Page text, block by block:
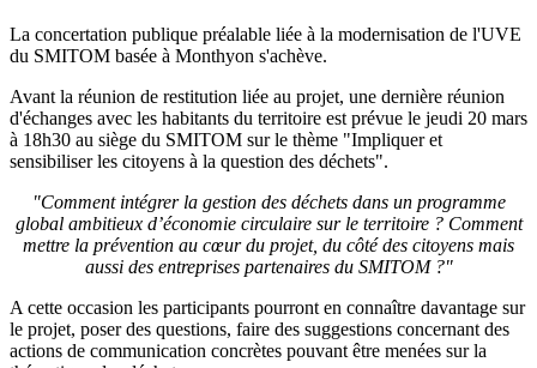
La concertation publique préalable liée à la modernisation de l'UVE
du SMITOM basée à Monthyon s'achève.
Avant la réunion de restitution liée au projet, une dernière réunion
d'échanges avec les habitants du territoire est prévue le jeudi 20 mars
à 18h30 au siège du SMITOM sur le thème "Impliquer et
sensibiliser les citoyens à la question des déchets".
"Comment intégrer la gestion des déchets dans un programme
global ambitieux d’économie circulaire sur le territoire ? Comment
mettre la prévention au cœur du projet, du côté des citoyens mais
aussi des entreprises partenaires du SMITOM ?"
A cette occasion les participants pourront en connaître davantage sur
le projet, poser des questions, faire des suggestions concernant des
actions de communication concrètes pouvant être menées sur la